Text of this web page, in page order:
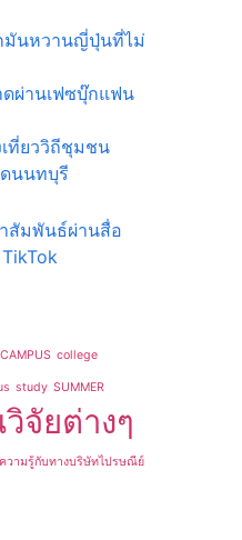
มันหวานญี่ปุ่นที่ไม่
ผ่านเฟซบุ๊กแฟน
ที่ยววิถีชุมชน
นนทบุรี
สัมพันธ์ผ่านสื่อ
CAMPUS college
study SUMMER
จัยต่างๆ
วามรู้กับทางบริษัทไปรษณีย์